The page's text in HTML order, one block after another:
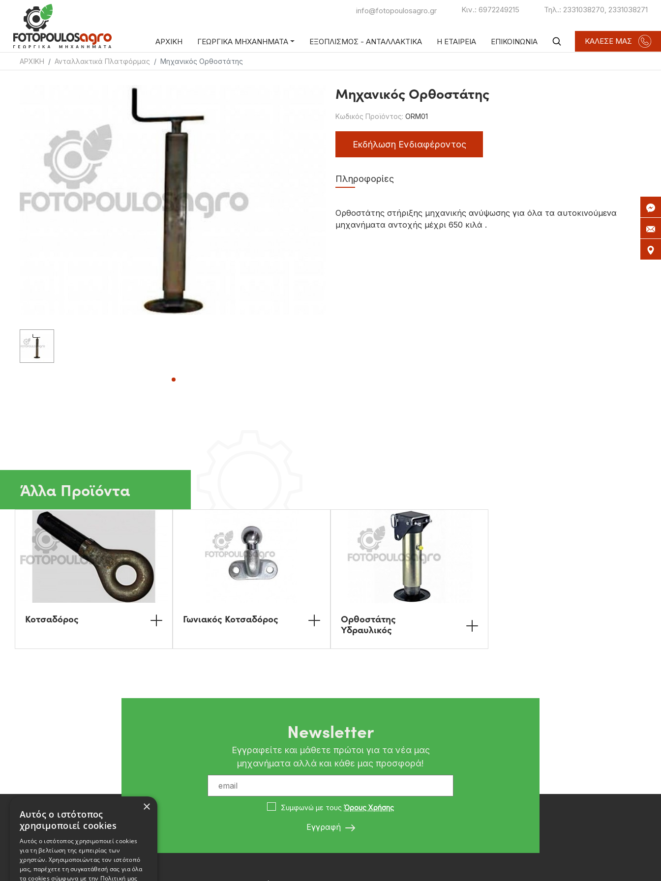
info@fotopoulosagro.gr Κιν.:6972249215 Τηλ.:2331038270,2331038271
ΑΡΧΙΚΗ ΓΕΩΡΓΙΚΑ ΜΗΧΑΝΗΜΑΤΑ ΕΞΟΠΛΙΣΜΟΣ - ΑΝΤΑΛΛΑΚΤΙΚΑ Η ΕΤΑΙΡΕΙΑ ΕΠΙΚΟΙΝΩΝΙΑ ΚΑΛΕΣΕ ΜΑΣ
ΑΡΧΙΚΗ Ανταλλακτικά Πλατφόρμας Μηχανικός Ορθοστάτης
Μηχανικός Ορθοστάτης
Κωδικός Προϊόντος: ORM01
Εκδήλωση Ενδιαφέροντος
Πληροφορίες
Ορθοστάτης στήριξης μηχανικής ανύψωσης για όλα τα αυτοκινούμενα
μηχανήματα αντοχής μέχρι 650 κιλά .
Άλλα Προϊόντα
Κοτσαδόρος Γωνιακός Κοτσαδόρος
Ορθοστάτης
Υδραυλικός
Newsletter
Εγγραφείτε και μάθετε πρώτοι για τα νέα μας
μηχανήματα αλλά και κάθε μας προσφορά!
Συμφωνώ με τους Όρους Χρήσης
Εγγραφή
×
Αυτός ο ιστότοπος
χρησιμοποιεί cookies
Αυτός ο ιστότοπος χρησιμοποιεί cookies
για τη βελτίωση της εμπειρίας των
χρηστών. Χρησιμοποιώντας τον ιστότοπό
μας, παρέχετε τη συγκατάθεσή σας για όλα
τα cookies σύμφωνα με την Πολιτική μας